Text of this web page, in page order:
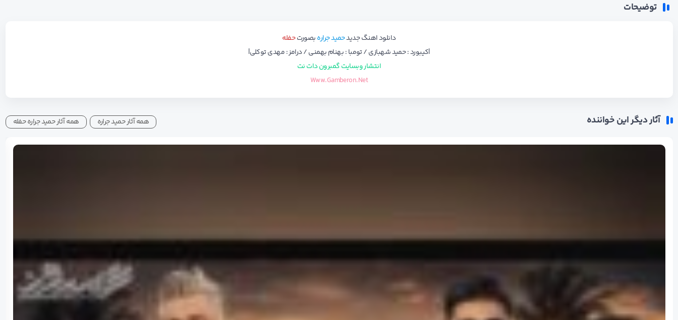
توضیحات
دانلود اهنگ جدیدحمید جرارهبصورتحفله
|کیبورد : حمید شهبازی / تومبا : بهنام بهمنی / درامز : مهدی توکلی|
انتشار وبسایت گمبرون دات نت
Www.Gamberon.Net
آثار دیگر این خواننده همه آثار حمید جراره همه آثار حمید جراره حفله